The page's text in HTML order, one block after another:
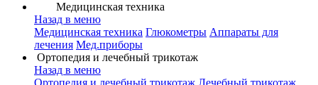
Медицинская техника
Назад в меню
Медицинская техника Глюкометры Аппараты для
лечения Мед.приборы
Ортопедия и лечебный трикотаж
Назад в меню
Ортопедия и лечебный трикотаж Лечебный трикотаж